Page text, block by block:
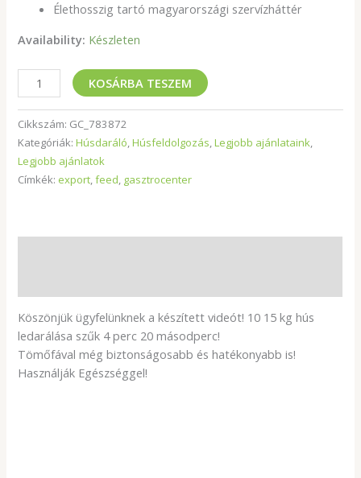
Élethosszig tartó magyarországi szervízháttér
Availability: Készleten
KOSÁRBA TESZEM
Cikkszám: GC_783872
Kategóriák:Húsdaráló,Húsfeldolgozás,Legjobb ajánlataink,
Legjobb ajánlatok
Címkék: export,feed, gasztrocenter
Köszönjük ügyfelünknek a készített videót! 10 15 kg hús
ledarálása szűk 4 perc 20 másodperc!
Tömőfával még biztonságosabb és hatékonyabb is!
Használják Egészséggel!